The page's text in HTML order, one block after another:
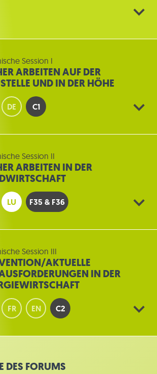
Session I
ARBEITEN AUF DER
UND IN DER HÖHE
DE C1
Session II
ARBEITEN IN DER
LU F35 & F36
Session III
AKTUELLE
IN DER
FR EN C2
DES FORUMS